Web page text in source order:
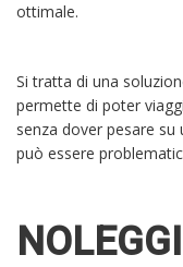
ottimale.
Si tratta di una
permette di poter
senza dover pesare
può essere